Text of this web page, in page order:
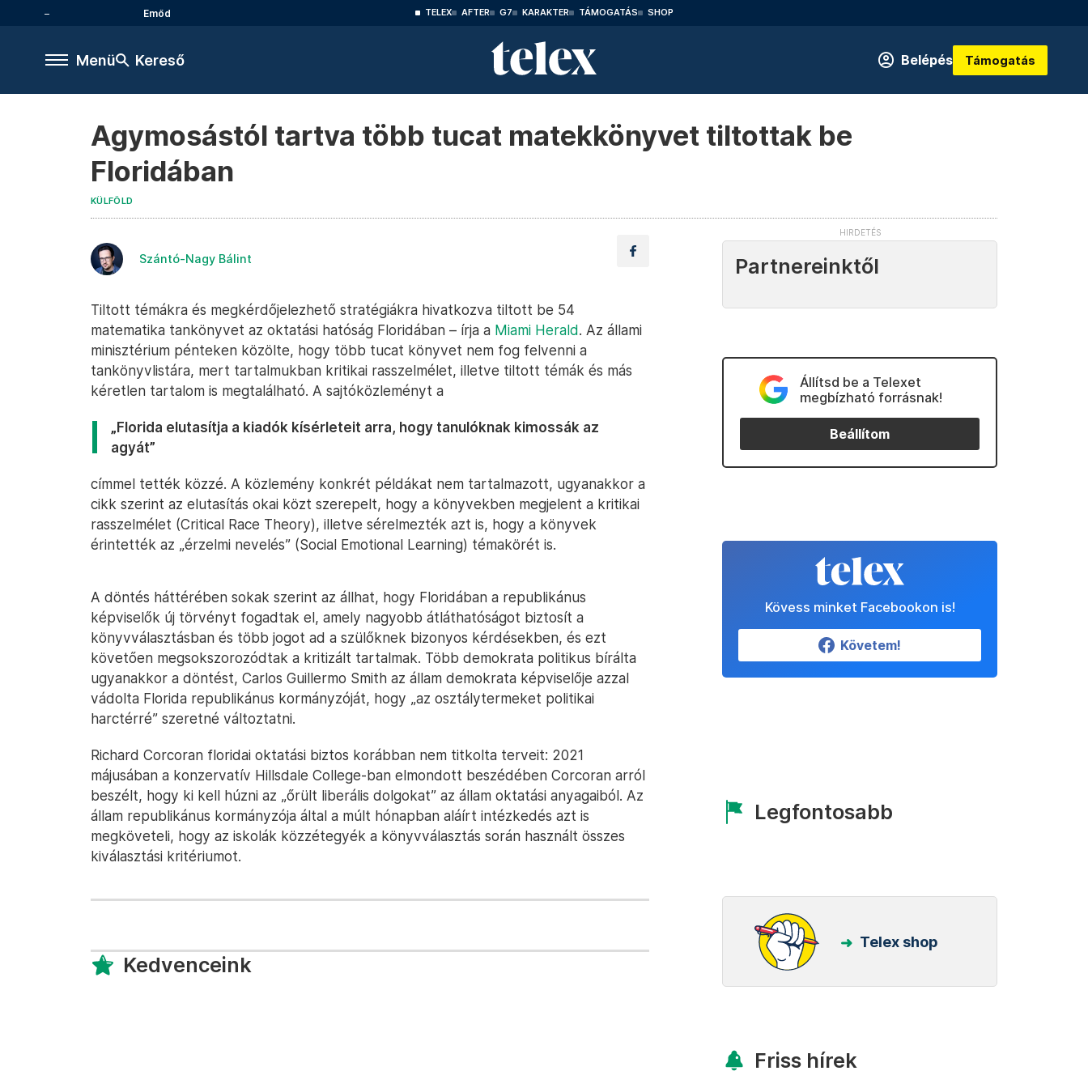
Emőd TELEX AFTER G7 KARAKTER TÁMOGATÁS SHOP
Menü Kereső Belépés Támogatás
Agymosástól tartva több tucat matekkönyvet tiltottak be
Floridában
KÜLFÖLD
Szántó-Nagy Bálint
Tiltott témákra és megkérdőjelezhető stratégiákra hivatkozva tiltott be 54
matematika tankönyvet az oktatási hatóság Floridában – írja a Miami Herald. Az állami
minisztérium pénteken közölte, hogy több tucat könyvet nem fog felvenni a
tankönyvlistára, mert tartalmukban kritikai rasszelmélet, illetve tiltott témák és más
kéretlen tartalom is megtalálható. A sajtóközleményt a
„Florida elutasítja a kiadók kísérleteit arra, hogy tanulóknak kimossák az
agyát”
címmel tették közzé. A közlemény konkrét példákat nem tartalmazott, ugyanakkor a
cikk szerint az elutasítás okai közt szerepelt, hogy a könyvekben megjelent a kritikai
rasszelmélet (Critical Race Theory), illetve sérelmezték azt is, hogy a könyvek
érintették az „érzelmi nevelés” (Social Emotional Learning) témakörét is.
A döntés háttérében sokak szerint az állhat, hogy Floridában a republikánus
képviselők új törvényt fogadtak el, amely nagyobb átláthatóságot biztosít a
könyvválasztásban és több jogot ad a szülőknek bizonyos kérdésekben, és ezt
követően megsokszorozódtak a kritizált tartalmak. Több demokrata politikus bírálta
ugyanakkor a döntést, Carlos Guillermo Smith az állam demokrata képviselője azzal
vádolta Florida republikánus kormányzóját, hogy „az osztálytermeket politikai
harctérré” szeretné változtatni.
Richard Corcoran floridai oktatási biztos korábban nem titkolta terveit: 2021
májusában a konzervatív Hillsdale College-ban elmondott beszédében Corcoran arról
beszélt, hogy ki kell húzni az „őrült liberális dolgokat” az állam oktatási anyagaiból. Az
állam republikánus kormányzója által a múlt hónapban aláírt intézkedés azt is
megköveteli, hogy az iskolák közzétegyék a könyvválasztás során használt összes
kiválasztási kritériumot.
Kedvenceink
Partnereinktől
Állítsd be a Telexet
megbízható forrásnak!
Beállítom
Kövess minket Facebookon is!
Követem!
Legfontosabb
Telex shop
Friss hírek